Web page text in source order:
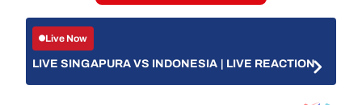
Live Now
LIVE SINGAPURA VS INDONESIA | LIVE REACTION